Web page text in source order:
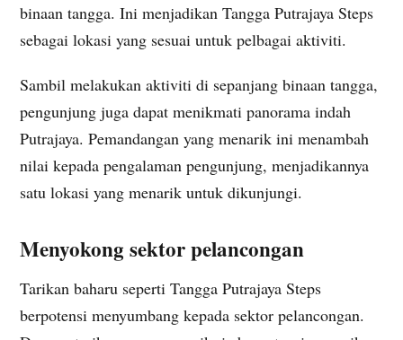
binaan tangga. Ini menjadikan Tangga Putrajaya Steps
sebagai lokasi yang sesuai untuk pelbagai aktiviti.
Sambil melakukan aktiviti di sepanjang binaan tangga,
pengunjung juga dapat menikmati panorama indah
Putrajaya. Pemandangan yang menarik ini menambah
nilai kepada pengalaman pengunjung, menjadikannya
satu lokasi yang menarik untuk dikunjungi.
Menyokong sektor pelancongan
Tarikan baharu seperti Tangga Putrajaya Steps
berpotensi menyumbang kepada sektor pelancongan.